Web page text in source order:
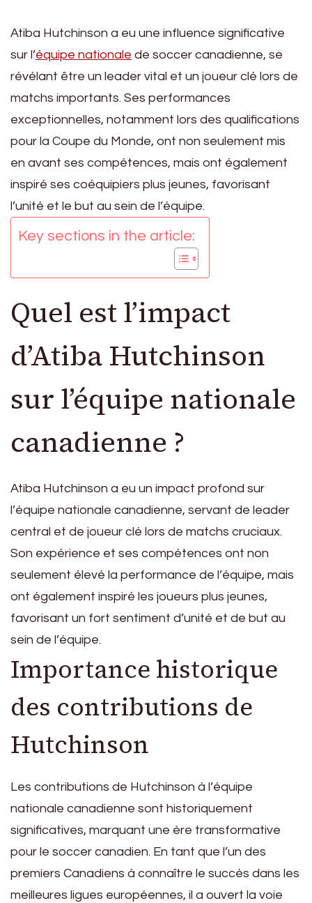
Atiba Hutchinson a eu une influence significative
sur l’équipe nationale de soccer canadienne, se
révélant être un leader vital et un joueur clé lors de
matchs importants. Ses performances
exceptionnelles, notamment lors des qualifications
pour la Coupe du Monde, ont non seulement mis
en avant ses compétences, mais ont également
inspiré ses coéquipiers plus jeunes, favorisant
l’unité et le but au sein de l’équipe.
Key sections in the article:
Quel est l’impact
d’Atiba Hutchinson
sur l’équipe nationale
canadienne ?
Atiba Hutchinson a eu un impact profond sur
l’équipe nationale canadienne, servant de leader
central et de joueur clé lors de matchs cruciaux.
Son expérience et ses compétences ont non
seulement élevé la performance de l’équipe, mais
ont également inspiré les joueurs plus jeunes,
favorisant un fort sentiment d’unité et de but au
sein de l’équipe.
Importance historique
des contributions de
Hutchinson
Les contributions de Hutchinson à l’équipe
nationale canadienne sont historiquement
significatives, marquant une ère transformative
pour le soccer canadien. En tant que l’un des
premiers Canadiens à connaître le succès dans les
meilleures ligues européennes, il a ouvert la voie